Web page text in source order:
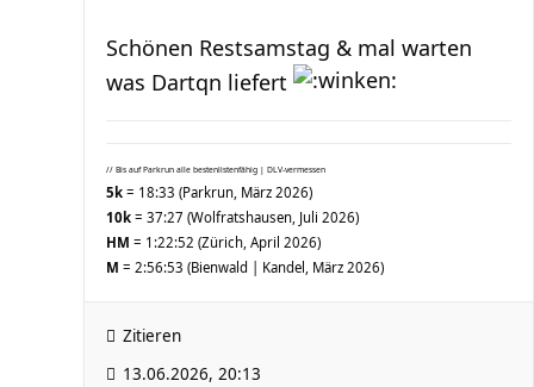
Schönen Restsamstag & mal warten
was Dartqn liefert
// Bis auf Parkrun alle bestenlistenfähig | DLV-vermessen
5k = 18:33 (Parkrun, März 2026)
10k = 37:27 (Wolfratshausen, Juli 2026)
HM = 1:22:52 (Zürich, April 2026)
M = 2:56:53 (Bienwald | Kandel, März 2026)
Zitieren
13.06.2026, 20:13